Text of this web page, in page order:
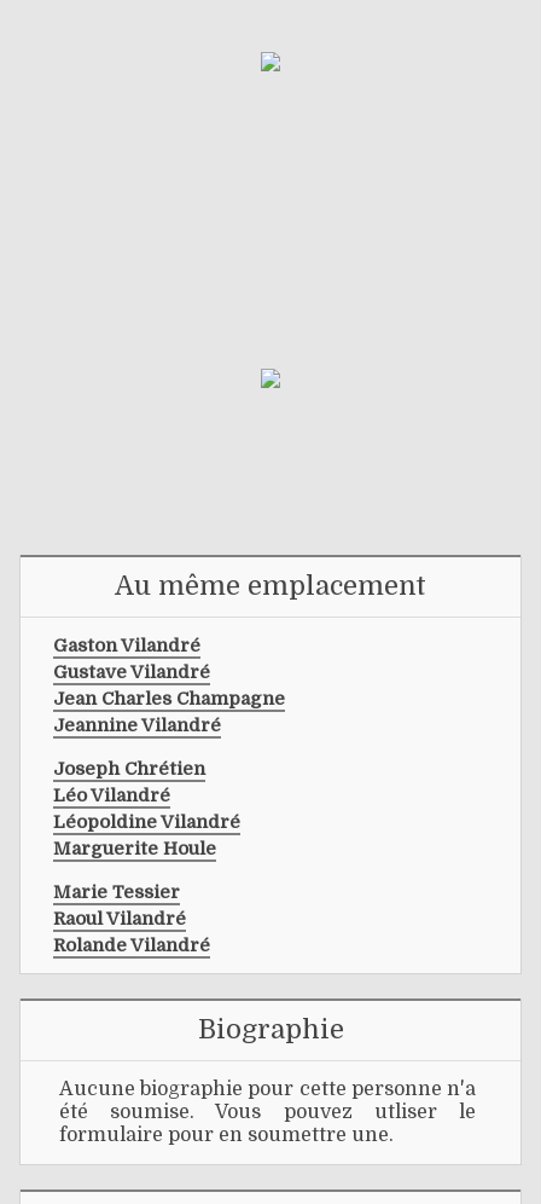
Au même emplacement
Gaston Vilandré
Gustave Vilandré
Jean Charles Champagne
Jeannine Vilandré
Joseph Chrétien
Léo Vilandré
Léopoldine Vilandré
Marguerite Houle
Marie Tessier
Raoul Vilandré
Rolande Vilandré
Biographie
Aucune biographie pour cette personne n'a
été soumise. Vous pouvez utliser le
formulaire pour en soumettre une.